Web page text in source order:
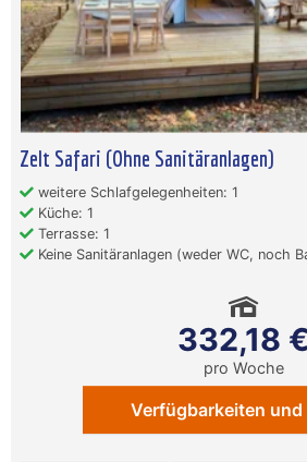
Zelt Safari (Ohne Sanitäranlagen)
weitere Schlafgelegenheiten: 1
Küche: 1
Terrasse: 1
Keine Sanitäranlagen (weder WC, noch
332,18 €
pro Woche
Verfügbarkeiten und